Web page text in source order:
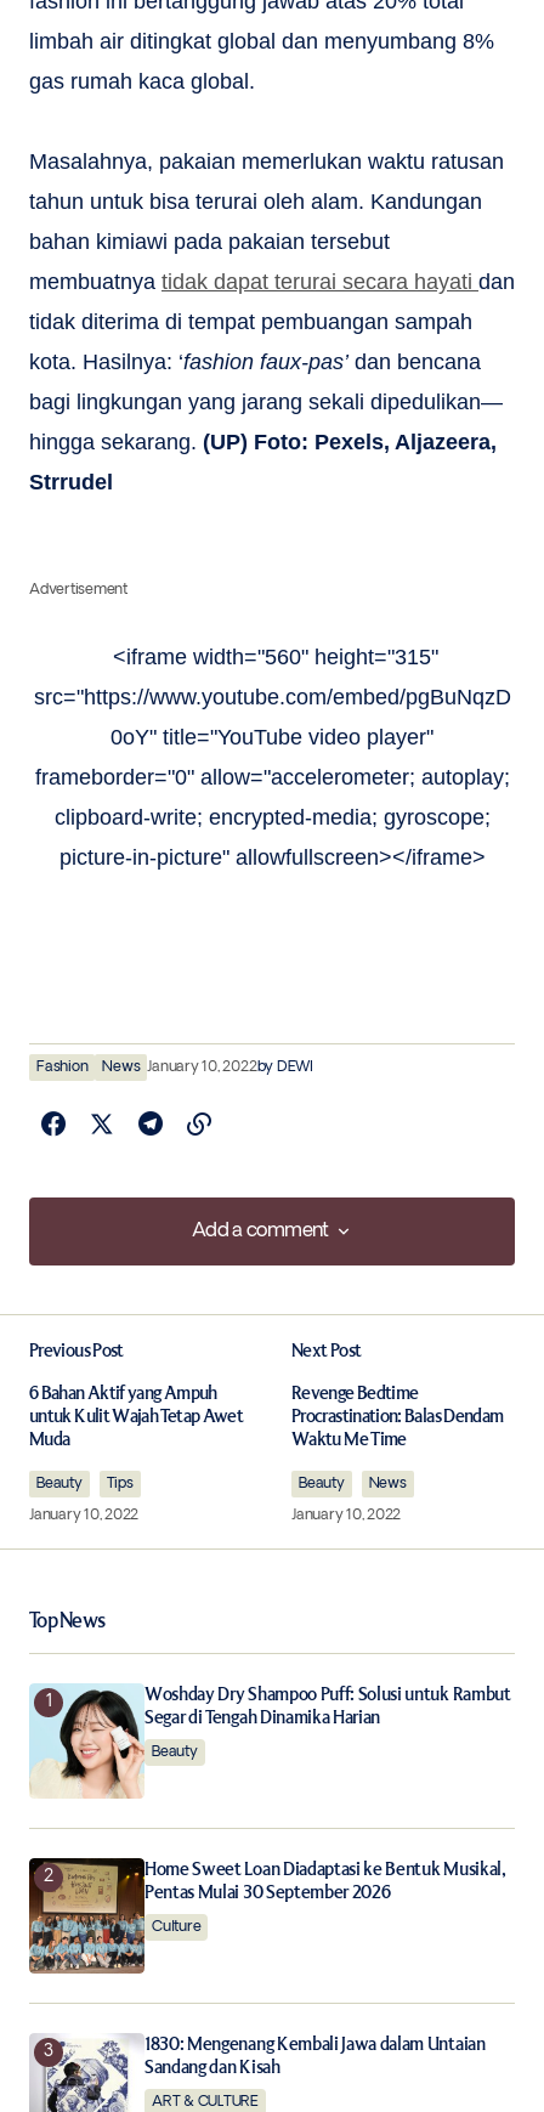
limbah air ditingkat global dan menyumbang 8%
gas rumah kaca global.
Masalahnya, pakaian memerlukan waktu ratusan
tahun untuk bisa terurai oleh alam. Kandungan
bahan kimiawi pada pakaian tersebut
membuatnya tidak dapat terurai secara hayati dan
tidak diterima di tempat pembuangan sampah
kota. Hasilnya: ‘fashion faux-pas’dan bencana
bagi lingkungan yang jarang sekali dipedulikan—
hingga sekarang. (UP) Foto: Pexels, Aljazeera,
Strrudel
Advertisement
<iframe width="560" height="315"
src="https://www.youtube.com/embed/pgBuNqzD
0oY" title="YouTube video player"
frameborder="0" allow="accelerometer; autoplay;
clipboard-write; encrypted-media; gyroscope;
picture-in-picture" allowfullscreen></iframe>
Fashion News January 10, 2022by DEWI
Add a comment
Add a comment
Required fields are marked*
Your Name
Your E-mail*
Save my name, email, and website in this browser for
the next time I comment.
Notify me of new posts by email.
Submit Comment
Previous Post
6 Bahan Aktif yang Ampuh
untuk Kulit Wajah Tetap Awet
Muda
Beauty
Tips
January 10, 2022
Next Post
Revenge Bedtime
Procrastination: Balas Dendam
Waktu Me Time
Beauty
News
January 10, 2022
Top News
Woshday Dry Shampoo Puff: Solusi untuk Rambut
Segar di Tengah Dinamika Harian
Beauty
Home Sweet Loan Diadaptasi ke Bentuk Musikal,
Pentas Mulai 30 September 2026
Culture
1830: Mengenang Kembali Jawa dalam Untaian
Sandang dan Kisah
ART & CULTURE